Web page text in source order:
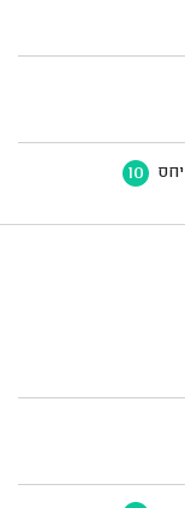
יחס 10